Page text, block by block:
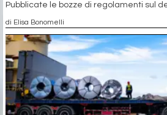
Pubblicate le bozze di regolamenti sul
di Elisa Bonomelli